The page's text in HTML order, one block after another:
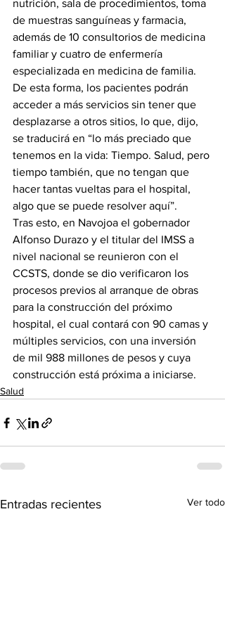
nutrición, sala de procedimientos, toma
de muestras sanguíneas y farmacia,
además de 10 consultorios de medicina
familiar y cuatro de enfermería
especializada en medicina de familia.
De esta forma, los pacientes podrán
acceder a más servicios sin tener que
desplazarse a otros sitios, lo que, dijo,
se traducirá en “lo más preciado que
tenemos en la vida: Tiempo. Salud, pero
tiempo también, que no tengan que
hacer tantas vueltas para el hospital,
algo que se puede resolver aquí”.
Tras esto, en Navojoa el gobernador
Alfonso Durazo y el titular del IMSS a
nivel nacional se reunieron con el
CCSTS, donde se dio verificaron los
procesos previos al arranque de obras
para la construcción del próximo
hospital, el cual contará con 90 camas y
múltiples servicios, con una inversión
de mil 988 millones de pesos y cuya
construcción está próxima a iniciarse.
Salud
Entradas recientes Ver todo